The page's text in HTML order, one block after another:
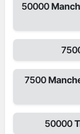
50000
7500
50000